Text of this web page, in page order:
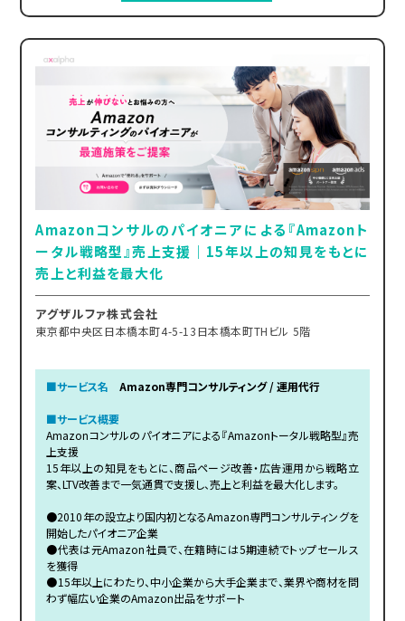
Amazonコンサルのパイオニアによる『Amazonト
ータル戦略型』売上支援｜15年以上の知見をもとに
売上と利益を最大化
アグザルファ株式会社
東京都中央区日本橋本町4-5-13日本橋本町THビル 5階
■サービス名 Amazon専門コンサルティング / 運用代行
■サービス概要
Amazonコンサルのパイオニアによる『Amazonトータル戦略型』売
上支援
15年以上の知見をもとに、商品ページ改善・広告運用から戦略立
案、LTV改善まで一気通貫で支援し、売上と利益を最大化します。
●2010年の設立より国内初となるAmazon専門コンサルティングを
開始したパイオニア企業
●代表は元Amazon社員で、在籍時には5期連続でトップセールス
を獲得
●15年以上にわたり、中小企業から大手企業まで、業界や商材を問
わず幅広い企業のAmazon出品をサポート